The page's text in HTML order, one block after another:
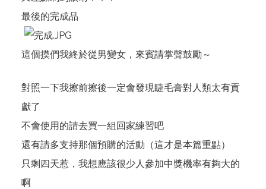
最後的完成品
這個摸們我終於從男變女，來賓請掌聲鼓勵～
對照一下我擦前擦後一定會發現睫毛膏對人類太有貢
獻了
不會使用的請去買一組回家練習吧
還有請多支持那個預購的活動（這才是本篇重點）
只剩四天惹，我想應該很少人參加中獎機率有夠大的
啊